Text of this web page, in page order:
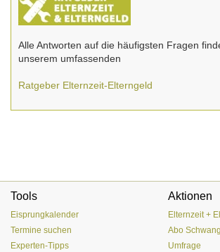
Alle Antworten auf die häufigsten Fragen
unserem umfassenden
Ratgeber Elternzeit-Elterngeld
Tools
Eisprungkalender
Termine suchen
Experten-Tipps
Aktionen
Elternzeit +
Abo
Umfrage